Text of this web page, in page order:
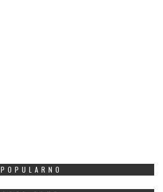
POPULARNO